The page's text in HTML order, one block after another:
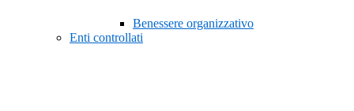
Benessere organizzativo
Enti controllati